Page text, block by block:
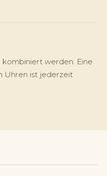
werden. Eine
Uhren ist jederzeit